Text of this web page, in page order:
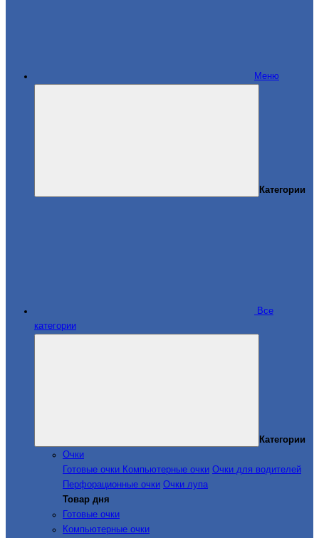
Меню
Категории
Все
категории
Категории
Очки
Готовые очки Компьютерные очки Очки для водителей
Перфорационные очки Очки лупа
Товар дня
Готовые очки
Компьютерные очки